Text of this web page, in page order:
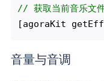
// 获取当前音乐文
音量与音调